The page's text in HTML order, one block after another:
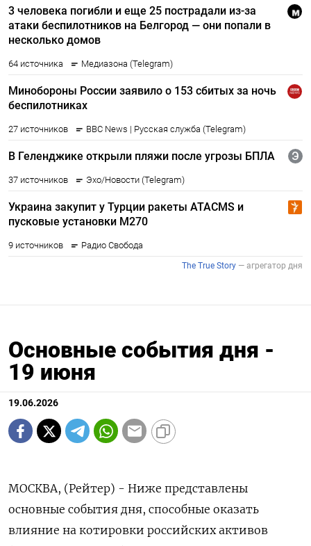
Основные события дня -
19 июня
19.06.2026
МОСКВА, (Рейтер) - Ниже представлены
основные события дня, способные оказать
влияние на котировки российских активов